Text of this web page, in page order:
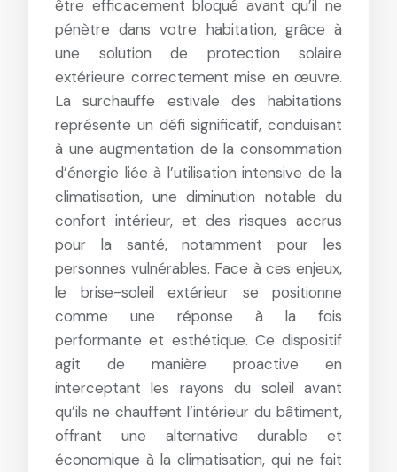
être efficacement bloqué avant qu’il ne
pénètre dans votre habitation, grâce à
une solution de protection solaire
extérieure correctement mise en œuvre.
La surchauffe estivale des habitations
représente un défi significatif, conduisant
à une augmentation de la consommation
d’énergie liée à l’utilisation intensive de la
climatisation, une diminution notable du
confort intérieur, et des risques accrus
pour la santé, notamment pour les
personnes vulnérables. Face à ces enjeux,
le brise-soleil extérieur se positionne
comme une réponse à la fois
performante et esthétique. Ce dispositif
agit de manière proactive en
interceptant les rayons du soleil avant
qu’ils ne chauffent l’intérieur du bâtiment,
offrant une alternative durable et
économique à la climatisation, qui ne fait